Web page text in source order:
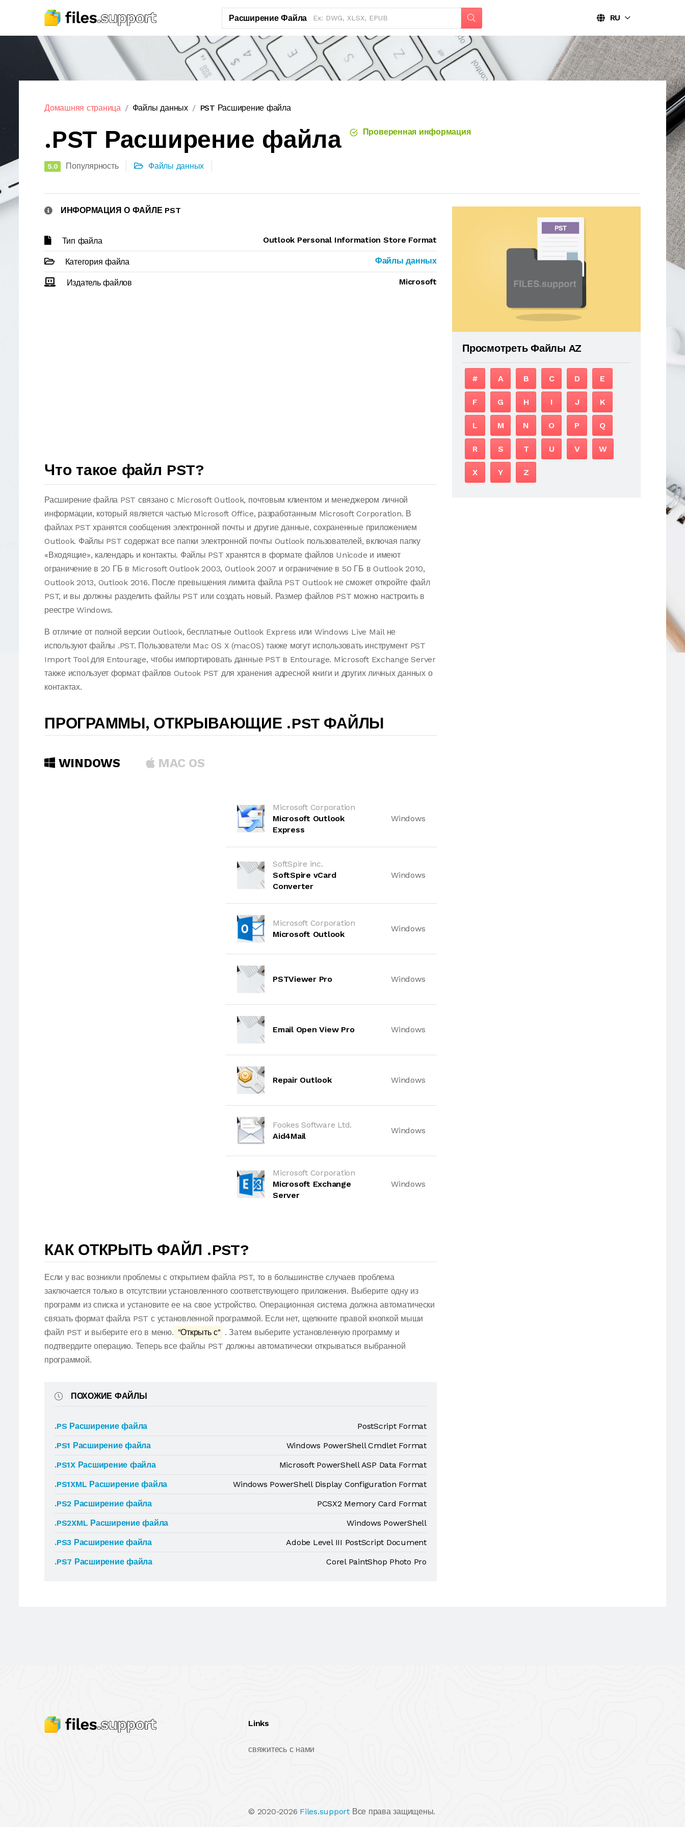
Расширение Файла RU
Домашняя страница Файлы данных PST Расширение файла
.PST Расширение файла Проверенная информация
5.0 Популярность Файлы данных
ИНФОРМАЦИЯ О ФАЙЛЕ PST
Тип файла Outlook Personal Information Store Format
Категория файла Файлы данных
Издатель файлов Microsoft
Что такое файл PST?
Расширение файла PST связано с Microsoft Outlook, почтовым клиентом и менеджером личной
информации, который является частью Microsoft Office, разработанным Microsoft Corporation. В
файлах PST хранятся сообщения электронной почты и другие данные, сохраненные приложением
Outlook. Файлы PST содержат все папки электронной почты Outlook пользователей, включая папку
«Входящие», календарь и контакты. Файлы PST хранятся в формате файлов Unicode и имеют
ограничение в 20 ГБ в Microsoft Outlook 2003, Outlook 2007 и ограничение в 50 ГБ в Outlook 2010,
Outlook 2013, Outlook 2016. После превышения лимита файла PST Outlook не сможет откройте файл
PST, и вы должны разделить файлы PST или создать новый. Размер файлов PST можно настроить в
реестре Windows.
В отличие от полной версии Outlook, бесплатные Outlook Express или Windows Live Mail не
используют файлы .PST. Пользователи Mac OS X (macOS) также могут использовать инструмент PST
Import Tool для Entourage, чтобы импортировать данные PST в Entourage. Microsoft Exchange Server
также использует формат файлов Outook PST для хранения адресной книги и других личных данных о
контактах.
ПРОГРАММЫ, ОТКРЫВАЮЩИЕ .PST ФАЙЛЫ
WINDOWS MAC OS
Microsoft Corporation
Microsoft Outlook
Express
Windows
SoftSpire inc.
SoftSpire vCard
Converter
Windows
Microsoft Corporation
Microsoft Outlook
Windows
PSTViewer Pro Windows
Email Open View Pro Windows
Repair Outlook Windows
Fookes Software Ltd.
Aid4Mail
Windows
Microsoft Corporation
Microsoft Exchange
Server
Windows
КАК ОТКРЫТЬ ФАЙЛ .PST?
Если у вас возникли проблемы с открытием файла PST, то в большинстве случаев проблема
заключается только в отсутствии установленного соответствующего приложения. Выберите одну из
программ из списка и установите ее на свое устройство. Операционная система должна автоматически
связать формат файла PST с установленной программой. Если нет, щелкните правой кнопкой мыши
файл PST и выберите его в меню. "Открыть с" . Затем выберите установленную программу и
подтвердите операцию. Теперь все файлы PST должны автоматически открываться выбранной
программой.
ПОХОЖИЕ ФАЙЛЫ
.PS Расширение файла
PostScript Format
.PS1 Расширение файла
Windows PowerShell Cmdlet Format
.PS1X Расширение файла
Microsoft PowerShell ASP Data Format
.PS1XML Расширение файла
Windows PowerShell Display Configuration Format
.PS2 Расширение файла
PCSX2 Memory Card Format
.PS2XML Расширение файла
Windows PowerShell
.PS3 Расширение файла
Adobe Level III PostScript Document
.PS7 Расширение файла
Corel PaintShop Photo Pro
Просмотреть Файлы AZ
# A B C D E
F G H I J K
L M N O P Q
R S T U V W
X Y Z
Links
свяжитесь с нами
© 2020-2026 Files.support Все права защищены.